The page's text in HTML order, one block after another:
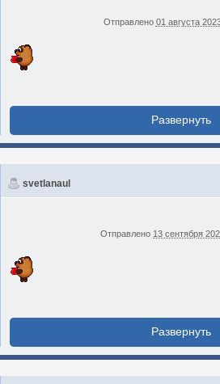
Отправлено 01 августа
svetlanaul
Отправлено 13 сентября